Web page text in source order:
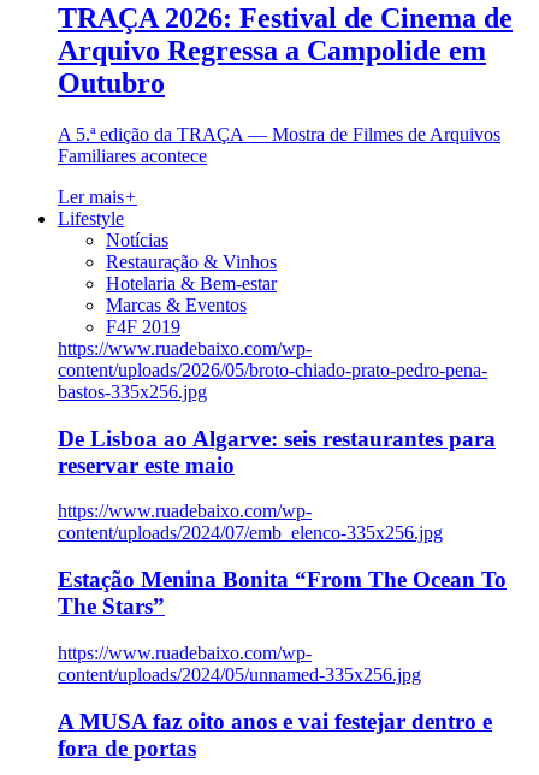
TRAÇA 2026: Festival de Cinema de
Arquivo Regressa a Campolide em
Outubro
A 5.ª edição da TRAÇA — Mostra de Filmes de Arquivos
Familiares acontece
Ler mais+
Lifestyle
Notícias
Restauração & Vinhos
Hotelaria & Bem-estar
Marcas & Eventos
F4F 2019
https://www.ruadebaixo.com/wp-
content/uploads/2026/05/broto-chiado-prato-pedro-pena-
bastos-335x256.jpg
De Lisboa ao Algarve: seis restaurantes para
reservar este maio
https://www.ruadebaixo.com/wp-
content/uploads/2024/07/emb_elenco-335x256.jpg
Estação Menina Bonita “From The Ocean To
The Stars”
https://www.ruadebaixo.com/wp-
content/uploads/2024/05/unnamed-335x256.jpg
A MUSA faz oito anos e vai festejar dentro e
fora de portas